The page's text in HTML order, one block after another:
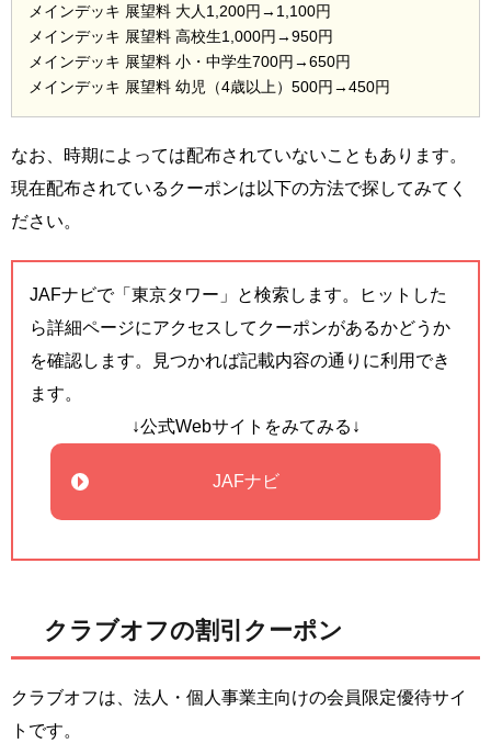
メインデッキ 展望料 大人1,200円→1,100円
メインデッキ 展望料 高校生1,000円→950円
メインデッキ 展望料 小・中学生700円→650円
メインデッキ 展望料 幼児（4歳以上）500円→450円
なお、時期によっては配布されていないこともあります。
現在配布されているクーポンは以下の方法で探してみてく
ださい。
JAFナビで「東京タワー」と検索します。ヒットした
ら詳細ページにアクセスしてクーポンがあるかどうか
を確認します。見つかれば記載内容の通りに利用でき
ます。
↓公式Webサイトをみてみる↓
JAFナビ
クラブオフの割引クーポン
クラブオフは、法人・個人事業主向けの会員限定優待サイ
トです。